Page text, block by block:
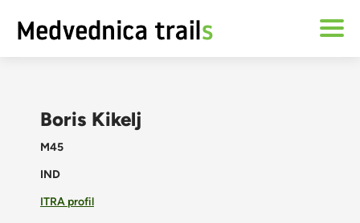
Boris Kikelj
M45
IND
ITRA profil